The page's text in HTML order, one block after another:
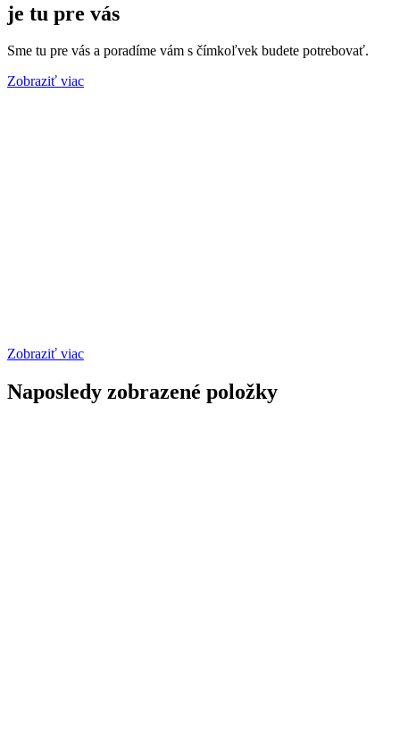
je tu pre vás
Sme tu pre vás a poradíme vám s čímkoľvek budete potrebovať.
Zobraziť viac
Zobraziť viac
Naposledy zobrazené položky